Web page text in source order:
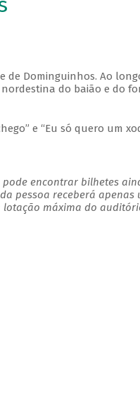
de Dominguinhos. Ao
do baião e do
e “Eu só quero um
encontrar bilhetes
pessoa receberá apenas
lotação máxima do